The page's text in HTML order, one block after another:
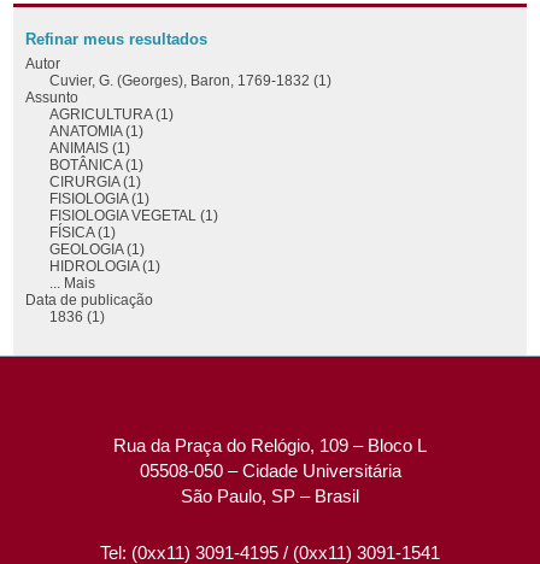
Refinar meus resultados
Autor
Cuvier, G. (Georges), Baron, 1769-1832 (1)
Assunto
AGRICULTURA (1)
ANATOMIA (1)
ANIMAIS (1)
BOTÂNICA (1)
CIRURGIA (1)
FISIOLOGIA (1)
FISIOLOGIA VEGETAL (1)
FÍSICA (1)
GEOLOGIA (1)
HIDROLOGIA (1)
... Mais
Data de publicação
1836 (1)
Rua da Praça do Relógio, 109 – Bloco L
05508-050 – Cidade Universitária
São Paulo, SP – Brasil
Tel: (0xx11) 3091-4195 / (0xx11) 3091-1541